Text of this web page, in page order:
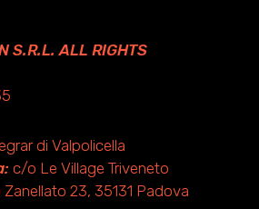
S.R.L. ALL RIGHTS
di Valpolicella
c/o Le Village Triveneto
23, 35131 Padova